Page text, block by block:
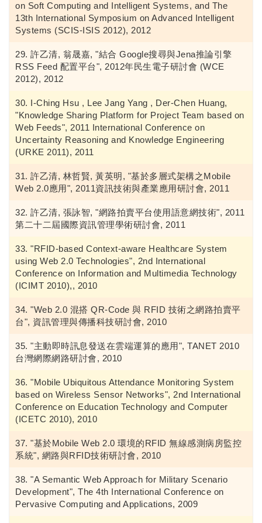
on Soft Computing and Intelligent Systems, and The
13th International Symposium on Advanced Intelligent
Systems (SCIS-ISIS 2012), 2012
許乙清, 翁晟嘉, "結合 Google搜尋與Jena推論引擎
RSS Feed 配置平台", 2012年民生電子研討會 (WCE
2012), 2012
I-Ching Hsu , Lee Jang Yang , Der-Chen Huang,
"Knowledge Sharing Platform for Project Team based on
Web Feeds", 2011 International Conference on
Uncertainty Reasoning and Knowledge Engineering
(URKE 2011), 2011
許乙清, 林哲賢, 黃英明, "基於多層式架構之Mobile
Web 2.0應用", 2011資訊技術與產業應用研討會, 2011
許乙清, 張詠智, "網路拍賣平台使用語意網技術", 2011
第二十二屆國際資訊管理學術研討會, 2011
"RFID-based Context-aware Healthcare System
using Web 2.0 Technologies", 2nd International
Conference on Information and Multimedia Technology
(ICIMT 2010),, 2010
"Web 2.0 混搭 QR-Code 與 RFID 技術之網路拍賣平
台", 資訊管理與傳播科技研討會, 2010
"主動即時訊息發送在雲端運算的應用", TANET 2010
台灣網際網路研討會, 2010
"Mobile Ubiquitous Attendance Monitoring System
based on Wireless Sensor Networks", 2nd International
Conference on Education Technology and Computer
(ICETC 2010), 2010
"基於Mobile Web 2.0 環境的RFID 無線感測病房監控
系統", 網路與RFID技術研討會, 2010
"A Semantic Web Approach for Military Scenario
Development", The 4th International Conference on
Pervasive Computing and Applications, 2009